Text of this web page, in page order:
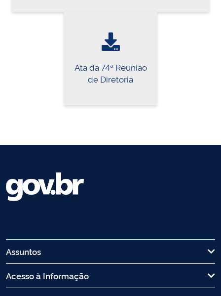
Ata da 74ª Reunião
de Diretoria
Assuntos
Acesso à Informação